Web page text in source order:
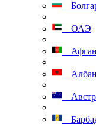
ОАЭ